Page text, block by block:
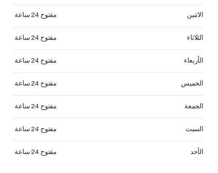
الاثنين مفتوح 24 ساعة
الثلاثاء مفتوح 24 ساعة
الأربعاء مفتوح 24 ساعة
الأربعاء مفتوح 24 ساعة
الخميس مفتوح 24 ساعة
الجمعة مفتوح 24 ساعة
السبت مفتوح 24 ساعة
الأحد مفتوح 24 ساعة
الأحد مفتوح 24 ساعة